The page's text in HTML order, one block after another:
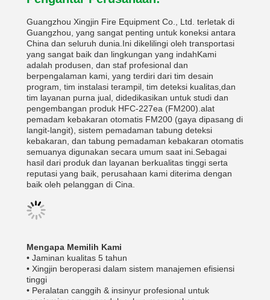
Guangzhou Xingjin Fire Equipment Co., Ltd. terletak di
Guangzhou, yang sangat penting untuk koneksi antara
China dan seluruh dunia.Ini dikelilingi oleh transportasi
yang sangat baik dan lingkungan yang indahKami
adalah produsen, dan staf profesional dan
berpengalaman kami, yang terdiri dari tim desain
program, tim instalasi terampil, tim deteksi kualitas,dan
tim layanan purna jual, didedikasikan untuk studi dan
pengembangan produk HFC-227ea (FM200).alat
pemadam kebakaran otomatis FM200 (gaya dipasang di
langit-langit), sistem pemadaman tabung deteksi
kebakaran, dan tabung pemadaman kebakaran otomatis
semuanya digunakan secara umum saat ini.Sebagai
hasil dari produk dan layanan berkualitas tinggi serta
reputasi yang baik, perusahaan kami diterima dengan
baik oleh pelanggan di Cina.
Mengapa Memilih Kami
• Jaminan kualitas 5 tahun
• Xingjin beroperasi dalam sistem manajemen efisiensi
tinggi
• Peralatan canggih & insinyur profesional untuk